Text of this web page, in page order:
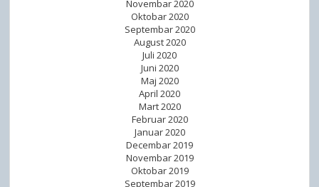
Novembar 2020
Oktobar 2020
Septembar 2020
August 2020
Juli 2020
Juni 2020
Maj 2020
April 2020
Mart 2020
Februar 2020
Januar 2020
Decembar 2019
Novembar 2019
Oktobar 2019
Septembar 2019